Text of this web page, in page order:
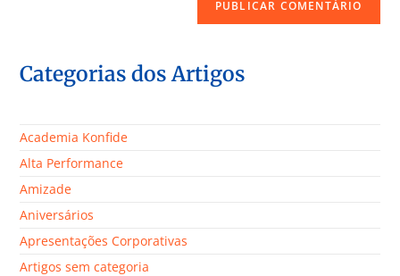
Categorias dos Artigos
Academia Konfide
Alta Performance
Amizade
Aniversários
Apresentações Corporativas
Artigos sem categoria